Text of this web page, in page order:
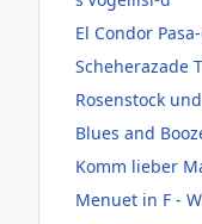
El Condor
Scheherazade
Rosenstock
Blues and
Komm lieber
Menuet in F -